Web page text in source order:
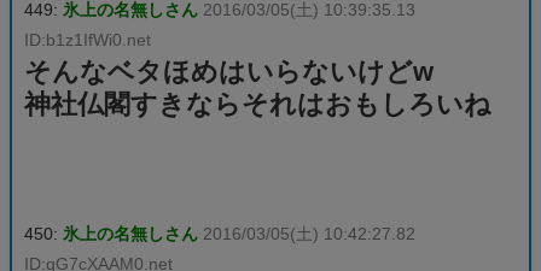
449: 氷上の名無しさん 2016/03/05(土) 10:39:35.13
ID:b1z1IfWi0.net
そんなベタほめはいらないけどw
神社仏閣すきならそれはおもしろいね
450: 氷上の名無しさん 2016/03/05(土) 10:42:27.82
ID:qG7cXAAM0.net